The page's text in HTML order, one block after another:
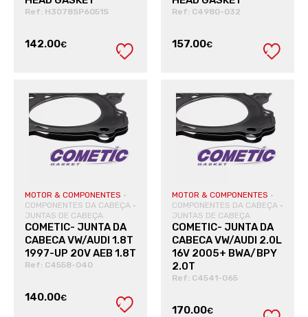
Ref: H3078SP6051S
142.00€
Ref: C4980-032
157.00€
MOTOR & COMPONENTES ·
COMPONENTES DA CABEÇA ·
JUNTAS DE CABEÇA
COMETIC- JUNTA DA
CABECA VW/AUDI 1.8T
1997-UP 20V AEB 1.8T
Ref: C4558-040
140.00€
MOTOR & COMPONENTES ·
COMPONENTES DA CABEÇA ·
JUNTAS DE CABEÇA
COMETIC- JUNTA DA
CABECA VW/AUDI 2.0L
16V 2005+ BWA/BPY
2.0T
Ref: C4541-065
170.00€